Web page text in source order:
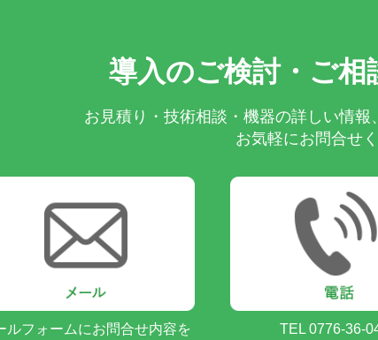
導入のご検討・ご相
お見積り・技術相談・機器の詳しい情
お気軽にお問合せく
ルフォームにお問合せ内容を TEL 0776-36-